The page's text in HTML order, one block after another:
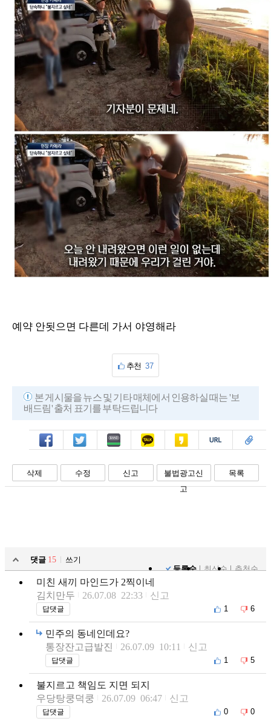
예약 안됫으면 다른데 가서 야영해라
추천 37
본 게시물을 뉴스 및 기타 매체에서 인용하실 때는 '보
배드림' 출처 표기를 부탁드립니다
페북 트윗 밴드 카톡 카스 복사 스크랩
삭제 수정 신고
불법광고신
고
목록
댓글 15
쓰기
등록순
최신순 추천순
미친 새끼 마인드가 2찍이네
김치만두
26.07.08 22:33 신고
답댓글 1 6
민주의 동네인데요?
통장잔고급발진
26.07.09 10:11 신고
답댓글 1 5
불지르고 책임도 지면 되지
우당탕쿵덕쿵
26.07.09 06:47 신고
답댓글 0 0